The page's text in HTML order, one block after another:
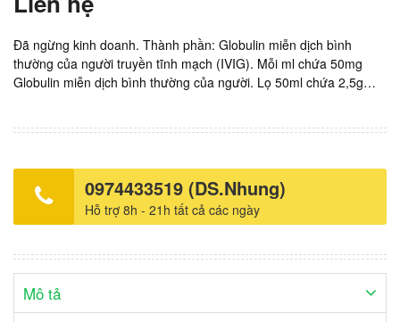
Đã ngừng kinh doanh. Thành phần: Globulin miễn dịch bình
thường của người truyền tĩnh mạch (IVIG). Mỗi ml chứa 50mg
Globulin miễn dịch bình thường của người. Lọ 50ml chứa 2,5g
gammaglobulin huyết và nhiễm khuẩn tái phát ở người bị bệnh
không thành công. Giảm gammaglobulin huyết ở các trường hợp
sau ghép tế bào gốc, bệnh nhân đa u tủy. AIDS kết hợp nhiễm
khuẩn tái phát. Hội chứng Guillain Barre. Bệnh Kawasaki. Sản
0974433519 (DS.Nhung)
Hỗ trợ 8h - 21h tất cả các ngày
Mô tả